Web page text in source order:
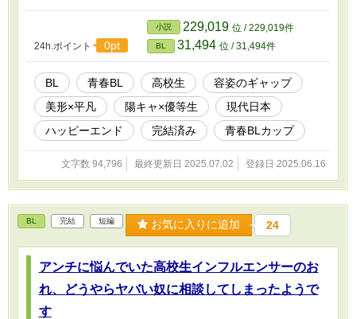
で非行少年だった学級委員長】 【あらすじ】 高
校生活は充実して楽しいけれど、息苦しくてち
ょっと窮屈ーー。 姫川真紘は学級委員をしなが
ら、生徒会にも所属する元ヤンキーの非行少
年。 高校2年になり『自分は変われる』と思って
いた矢先の頭髪検査で、クラスで苦手な奏汰か
ら「透明なピアス貸してくんない？」と頼まれ
た真紘は無理やりピアスを交換させられてー
ー。 逃れられない過去と塞げなかった左耳のピ
アスをきっかけに、ふたりの関係は思わぬ方向
に進展していく。
24h.ポイント 0pt
小説 229,019 位 / 229,019件
BL 31,494 位 / 31,494件
BL 青春BL 高校生
容姿のギャップ
美形×平凡
陽キャ×優等生
現代日本
ハッピーエンド
完結済み 青春BLカップ​
文字数 94,796 最終更新日 2025.07.02 登録日 2025.06.16
BL 完結 短編 お気に入りに追加 24
アンチに悩んでいた高校生インフルエンサーのお
れ、どうやらヤバい奴に相談してしまったようで
す